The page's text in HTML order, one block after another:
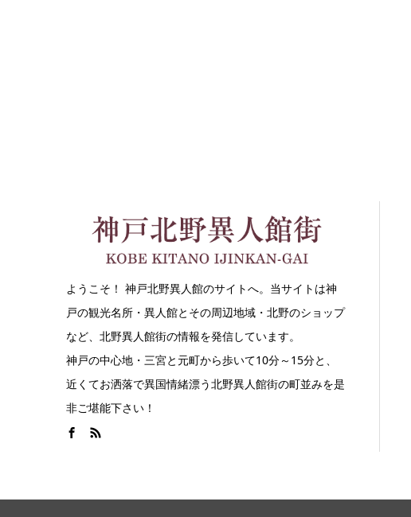
ようこそ！ 神戸北野異人館のサイトへ。当サイトは神
戸の観光名所・異人館とその周辺地域・北野のショップ
など、北野異人館街の情報を発信しています。
神戸の中心地・三宮と元町から歩いて10分～15分と、
近くてお洒落で異国情緒漂う北野異人館街の町並みを是
非ご堪能下さい！